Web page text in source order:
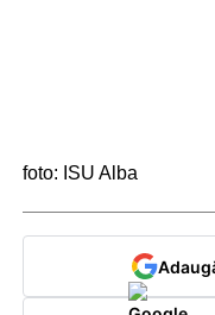
foto: ISU Alba